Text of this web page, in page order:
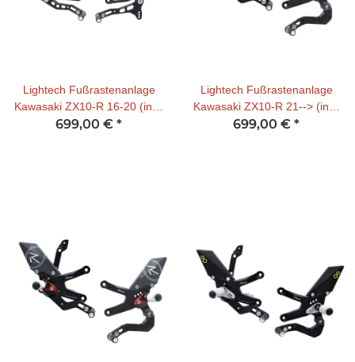
Lightech Fußrastenanlage
Kawasaki ZX10-R 16-20 (incl.
ABE ) R-Version
699,00 € *
Lightech Fußrastenanlage
Kawasaki ZX10-R 21--> (incl.
ABE ) R-Version (normale
699,00 € *